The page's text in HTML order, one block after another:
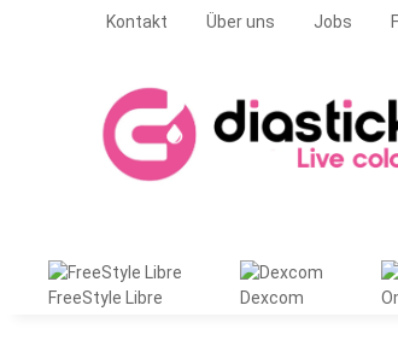
Kontakt Über uns Jobs
FreeStyle Libre Dexcom